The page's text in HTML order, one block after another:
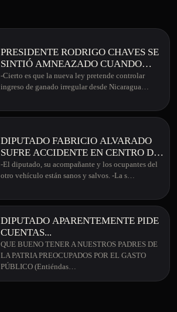
PRESIDENTE RODRIGO CHAVES SE
SINTIÓ AMNEAZADO CUANDO
GANADEROS DIJERON "IR A LA
DESOBEDIENCIA" POR TEMA DE
-Cierto es que la nueva ley pretende controlar
ingreso de ganado irregular desde Nicaragua…
DIPUTADO FABRICIO ALVARADO
SUFRE ACCIDENTE EN CENTRO DE
SAN JOSÉ
-El diputado, su acompañante y los ocupantes del
otro vehículo están sanos y salvos. -La s…
DIPUTADO APARENTEMENTE PIDE
CUENTAS...
QUE BUENO TENER A NUESTROS PADRES DE
LA PATRIA PREOCUPADOS POR EL GASTO
PÚBLICO (Entiéndas…